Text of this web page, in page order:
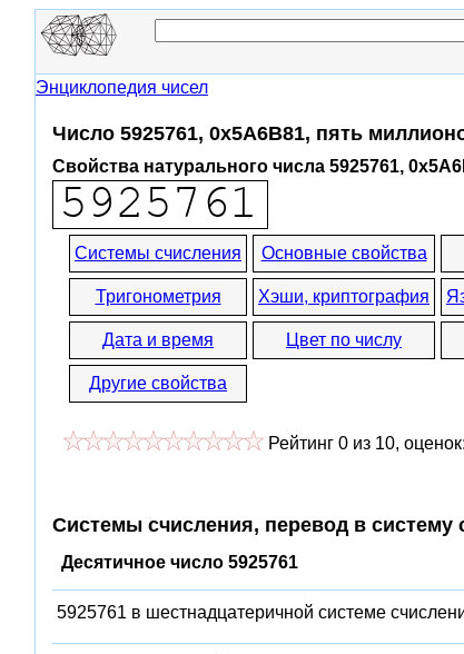
Энциклопедия чисел
Число 5925761, 0x5A6B81, пять
Свойства натурального числа 5925761,
Системы счисления Основные свойства
Тригонометрия Хэши, криптография
Дата и время Цвет по числу
Другие свойства
Рейтинг 0 из 10, оценок:
Системы счисления, перевод в систему
Десятичное число 5925761
5925761 в шестнадцатеричной системе